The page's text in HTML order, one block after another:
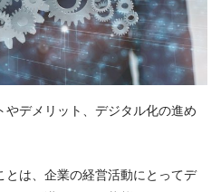
デメリット、デジタル化の進め
とは、企業の経営活動にとってデ